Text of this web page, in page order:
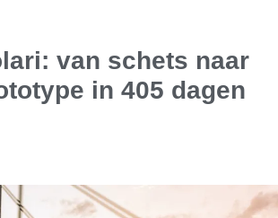
van schets naar
in 405 dagen